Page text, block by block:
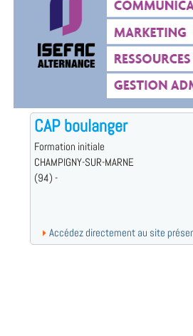
CAP boulanger
Formation initiale
CHAMPIGNY-SUR-MARNE
(94) -
Accédez directement au site